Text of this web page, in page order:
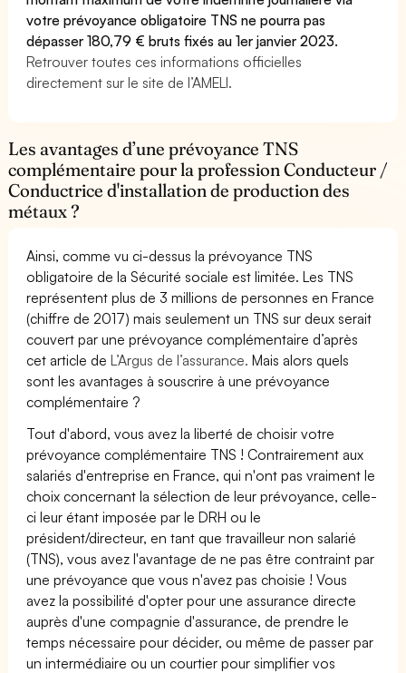
votre prévoyance obligatoire TNS ne pourra pas
dépasser 180,79 € bruts fixés au 1er janvier 2023.
Retrouver toutes ces informations officielles
directement sur le site de l’AMELI.
Les avantages d’une prévoyance TNS
complémentaire pour la profession Conducteur /
Conductrice d'installation de production des
métaux ?
Ainsi, comme vu ci-dessus la prévoyance TNS
obligatoire de la Sécurité sociale est limitée. Les TNS
représentent plus de 3 millions de personnes en France
(chiffre de 2017) mais seulement un TNS sur deux serait
couvert par une prévoyance complémentaire d’après
cet article deL’Argus de l’assurance. Mais alors quels
sont les avantages à souscrire à une prévoyance
complémentaire ?
Tout d'abord, vous avez la liberté de choisir votre
prévoyance complémentaire TNS ! Contrairement aux
salariés d'entreprise en France, qui n'ont pas vraiment le
choix concernant la sélection de leur prévoyance, celle-
ci leur étant imposée par le DRH ou le
président/directeur, en tant que travailleur non salarié
(TNS), vous avez l'avantage de ne pas être contraint par
une prévoyance que vous n'avez pas choisie ! Vous
avez la possibilité d'opter pour une assurance directe
auprès d'une compagnie d'assurance, de prendre le
temps nécessaire pour décider, ou même de passer par
un intermédiaire ou un courtier pour simplifier vos